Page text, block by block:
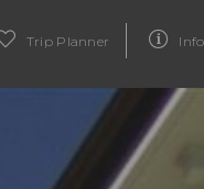
Trip Planner